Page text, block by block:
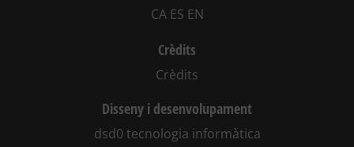
CA ES EN
Crèdits
Crèdits
Disseny i desenvolupament
dsd0 tecnologia informàtica